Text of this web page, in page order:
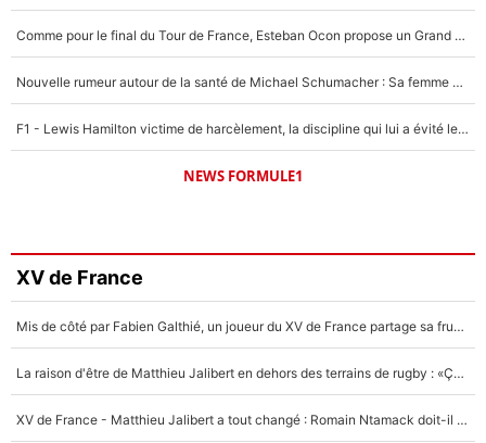
Comme pour le final du Tour de France, Esteban Ocon propose un Grand Prix de Formule 1 à Paris : «Autour de l’Arc de Triomphe, ce serait génial» !
Nouvelle rumeur autour de la santé de Michael Schumacher : Sa femme Corinna sort du silence
F1 - Lewis Hamilton victime de harcèlement, la discipline qui lui a évité le pire : «J'aurais probablement mal tourné»
NEWS FORMULE1
XV de France
Mis de côté par Fabien Galthié, un joueur du XV de France partage sa frustration : «ils ne me l’ont pas dit tout de suite»
La raison d'être de Matthieu Jalibert en dehors des terrains de rugby : «Ça m'atteint autant que si tu touches à un membre de ma famille»
XV de France - Matthieu Jalibert a tout changé : Romain Ntamack doit-il s’inquiéter pour sa place à un an de la Coupe du monde ?